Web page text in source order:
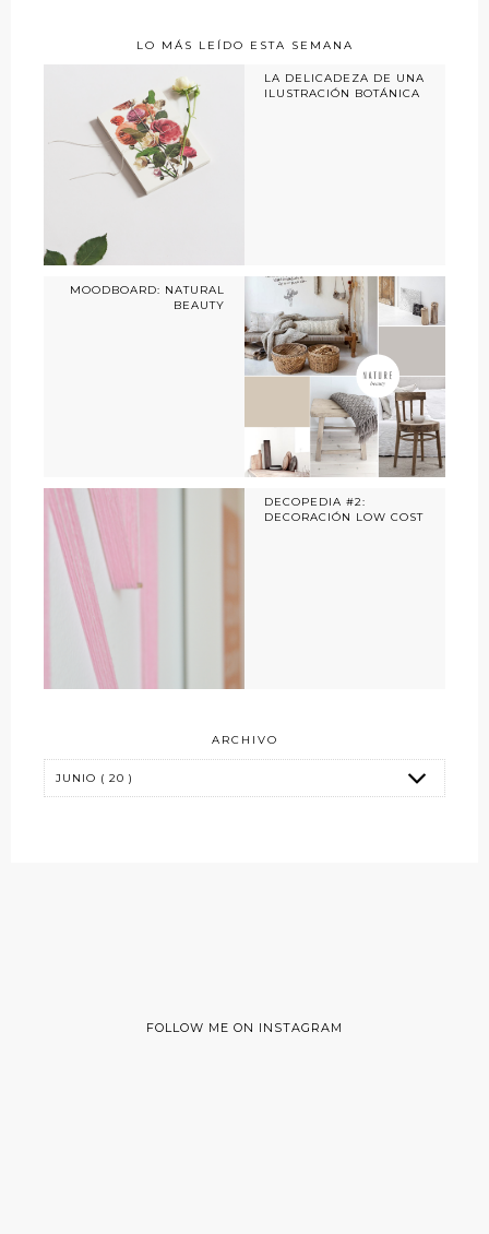
LO MÁS LEÍDO ESTA SEMANA
LA DELICADEZA DE UNA
ILUSTRACIÓN BOTÁNICA
MOODBOARD: NATURAL
BEAUTY
DECOPEDIA #2:
DECORACIÓN LOW COST
ARCHIVO
FOLLOW ME ON INSTAGRAM